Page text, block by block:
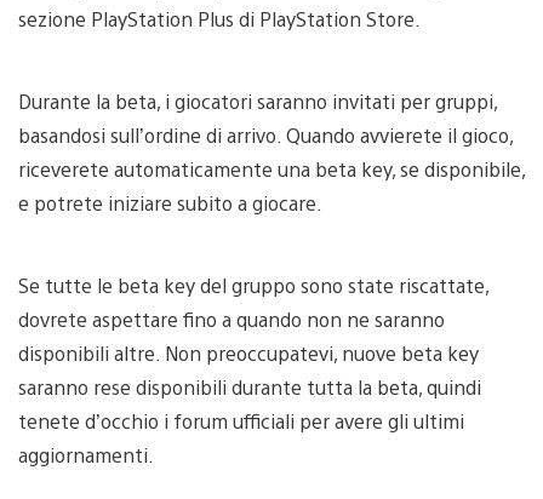
sezione PlayStation Plus di PlayStation Store.
Durante la beta, i giocatori saranno invitati per gruppi,
basandosi sull’ordine di arrivo. Quando avvierete il gioco,
riceverete automaticamente una beta key, se disponibile,
e potrete iniziare subito a giocare.
Se tutte le beta key del gruppo sono state riscattate,
dovrete aspettare fino a quando non ne saranno
disponibili altre. Non preoccupatevi, nuove beta key
saranno rese disponibili durante tutta la beta, quindi
tenete d’occhio i forum ufficiali per avere gli ultimi
aggiornamenti.